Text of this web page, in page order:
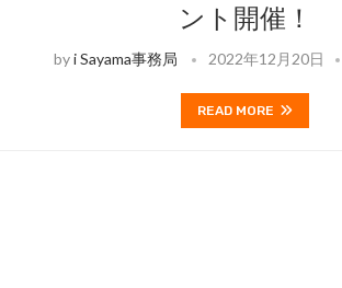
ント開催！
byi Sayama事務局 2022年12月20日
READ MORE